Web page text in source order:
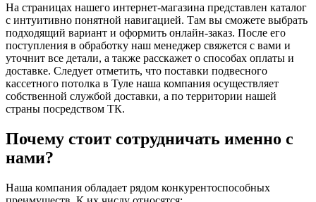
На страницах нашего интернет-магазина представлен каталог
с интуитивно понятной навигацией. Там вы сможете выбрать
подходящий вариант и оформить онлайн-заказ. После его
поступления в обработку наш менеджер свяжется с вами и
уточнит все детали, а также расскажет о способах оплаты и
доставке. Следует отметить, что поставки подвесного
кассетного потолка в Туле наша компания осуществляет
собственной службой доставки, а по территории нашей
страны посредством ТК.
Почему стоит сотрудничать именно с
нами?
Наша компания обладает рядом конкурентоспособных